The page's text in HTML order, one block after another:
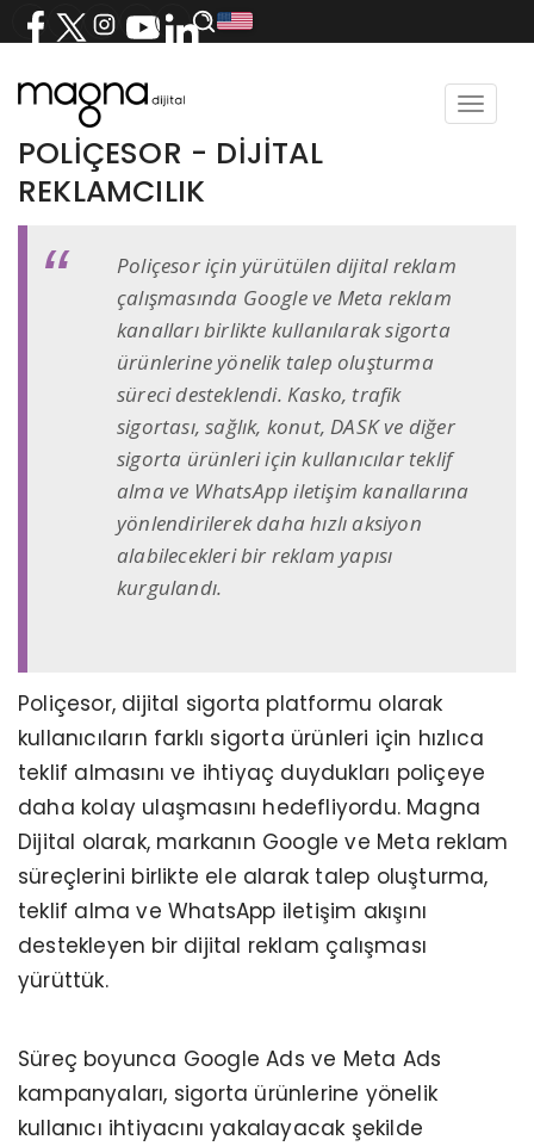
Toggle
POLİÇESOR - DİJİTAL
REKLAMCILIK
Poliçesor için yürütülen dijital reklam
çalışmasında Google ve Meta reklam
kanalları birlikte kullanılarak sigorta
ürünlerine yönelik talep oluşturma
süreci desteklendi. Kasko, trafik
sigortası, sağlık, konut, DASK ve diğer
sigorta ürünleri için kullanıcılar teklif
alma ve WhatsApp iletişim kanallarına
yönlendirilerek daha hızlı aksiyon
alabilecekleri bir reklam yapısı
kurgulandı.
Poliçesor, dijital sigorta platformu olarak
kullanıcıların farklı sigorta ürünleri için hızlıca
teklif almasını ve ihtiyaç duydukları poliçeye
daha kolay ulaşmasını hedefliyordu. Magna
Dijital olarak, markanın Google ve Meta reklam
süreçlerini birlikte ele alarak talep oluşturma,
teklif alma ve WhatsApp iletişim akışını
destekleyen bir dijital reklam çalışması
yürüttük.
Süreç boyunca Google Ads ve Meta Ads
kampanyaları, sigorta ürünlerine yönelik
kullanıcı ihtiyacını yakalayacak şekilde